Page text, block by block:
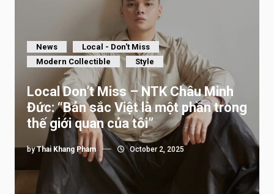
News
Local - Don't Miss
Modern Collectible
Style
Local Don’t Miss – NTK Châu Minh
Đức: “Bản sắc Việt là một phần trong
thế giới quan của tôi”
byThai Khang Pham October 2, 2025